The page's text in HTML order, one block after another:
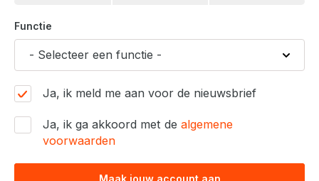
Functie
Ja, ik meld me aan voor de nieuwsbrief
Ja, ik ga akkoord met de algemene
voorwaarden
Maak jouw account aan